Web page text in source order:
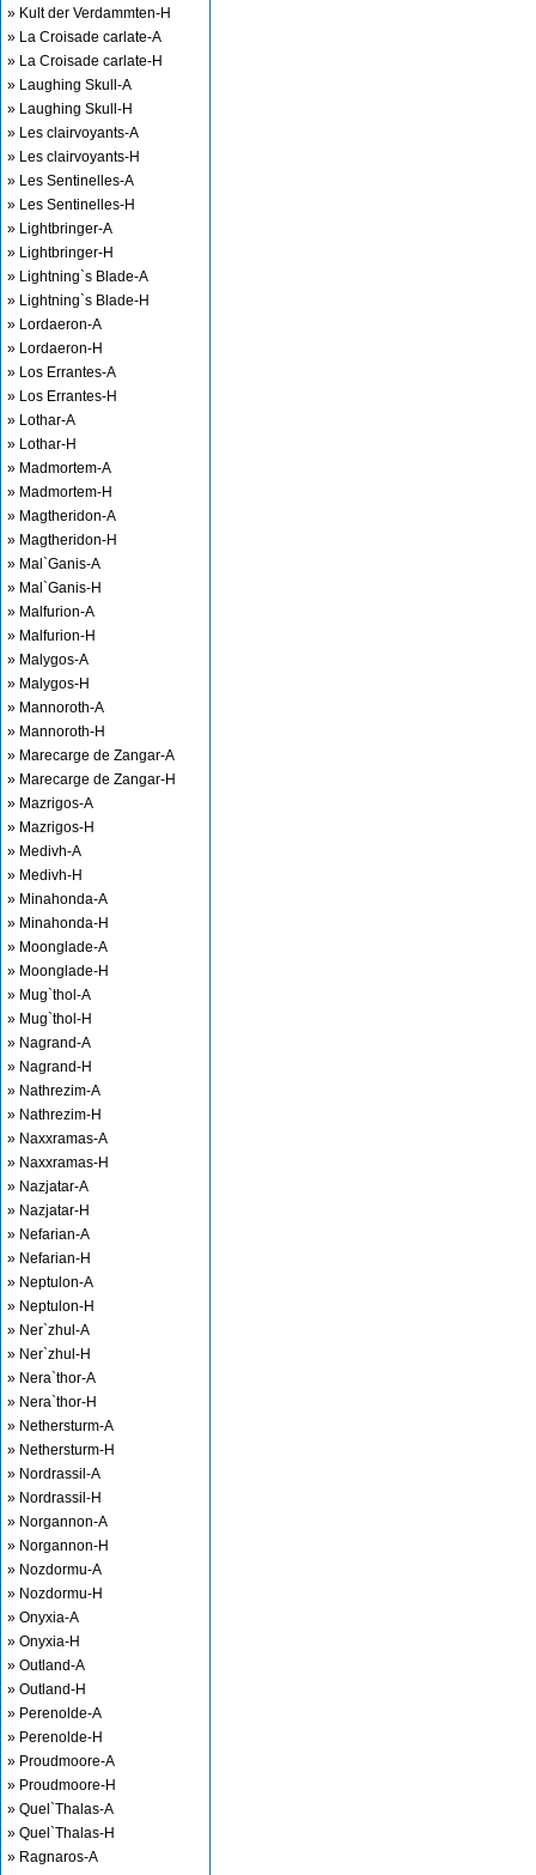
» Kult der Verdammten-H
» La Croisade carlate-A
» La Croisade carlate-H
» Laughing Skull-A
» Laughing Skull-H
» Les clairvoyants-A
» Les clairvoyants-H
» Les Sentinelles-A
» Les Sentinelles-H
» Lightbringer-A
» Lightbringer-H
» Lightning`s Blade-A
» Lightning`s Blade-H
» Lordaeron-A
» Lordaeron-H
» Los Errantes-A
» Los Errantes-H
» Lothar-A
» Lothar-H
» Madmortem-A
» Madmortem-H
» Magtheridon-A
» Magtheridon-H
» Mal`Ganis-A
» Mal`Ganis-H
» Malfurion-A
» Malfurion-H
» Malygos-A
» Malygos-H
» Mannoroth-A
» Mannoroth-H
» Marecarge de Zangar-A
» Marecarge de Zangar-H
» Mazrigos-A
» Mazrigos-H
» Medivh-A
» Medivh-H
» Minahonda-A
» Minahonda-H
» Moonglade-A
» Moonglade-H
» Mug`thol-A
» Mug`thol-H
» Nagrand-A
» Nagrand-H
» Nathrezim-A
» Nathrezim-H
» Naxxramas-A
» Naxxramas-H
» Nazjatar-A
» Nazjatar-H
» Nefarian-A
» Nefarian-H
» Neptulon-A
» Neptulon-H
» Ner`zhul-A
» Ner`zhul-H
» Nera`thor-A
» Nera`thor-H
» Nethersturm-A
» Nethersturm-H
» Nordrassil-A
» Nordrassil-H
» Norgannon-A
» Norgannon-H
» Nozdormu-A
» Nozdormu-H
» Onyxia-A
» Onyxia-H
» Outland-A
» Outland-H
» Perenolde-A
» Perenolde-H
» Proudmoore-A
» Proudmoore-H
» Quel`Thalas-A
» Quel`Thalas-H
» Ragnaros-A